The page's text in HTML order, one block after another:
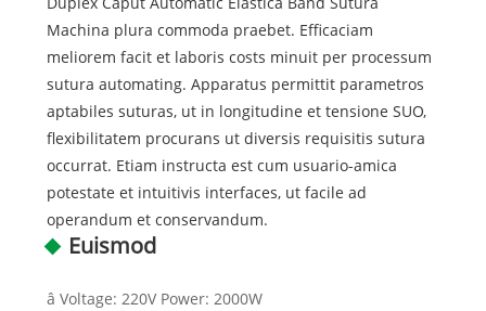
Machina plura commoda praebet. Efficaciam
meliorem facit et laboris costs minuit per processum
sutura automating. Apparatus permittit parametros
aptabiles suturas, ut in longitudine et tensione SUO,
flexibilitatem procurans ut diversis requisitis sutura
occurrat. Etiam instructa est cum usuario-amica
potestate et intuitivis interfaces, ut facile ad
operandum et conservandum.
Euismod
â Voltage: 220V Power: 2000W